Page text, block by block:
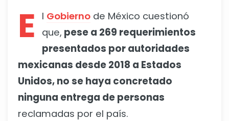
E l Gobierno de México cuestionó
que, pese a 269 requerimientos
presentados por autoridades
mexicanas desde 2018 a Estados
Unidos, no se haya concretado
ninguna entrega de personas
reclamadas por el país.